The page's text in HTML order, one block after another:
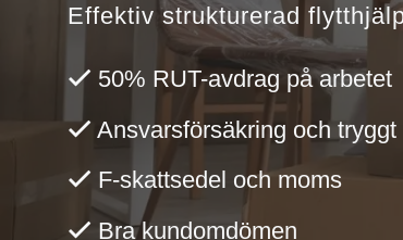
Effektiv strukturerad
50% RUT-avdrag på arbetet
Ansvarsförsäkring och tryggt
F-skattsedel och moms
Bra kundomdömen